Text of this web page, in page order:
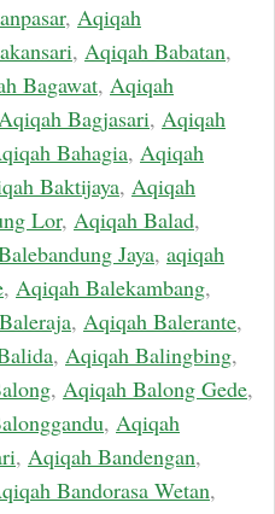
, Aqiqah
, Aqiqah Babatan,
Bagawat, Aqiqah
Bagjasari, Aqiqah
Bahagia, Aqiqah
Baktijaya, Aqiqah
Lor, Aqiqah Balad,
Jaya, aqiqah
, Aqiqah Balekambang,
, Aqiqah Balerante,
, Aqiqah Balingbing,
, Aqiqah Balong Gede,
, Aqiqah
, Aqiqah Bandengan,
Bandorasa Wetan,